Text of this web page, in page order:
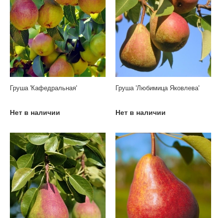
Груша 'Кафедральная'
Нет в наличии
Груша 'Любимица Яковлева'
Нет в наличии